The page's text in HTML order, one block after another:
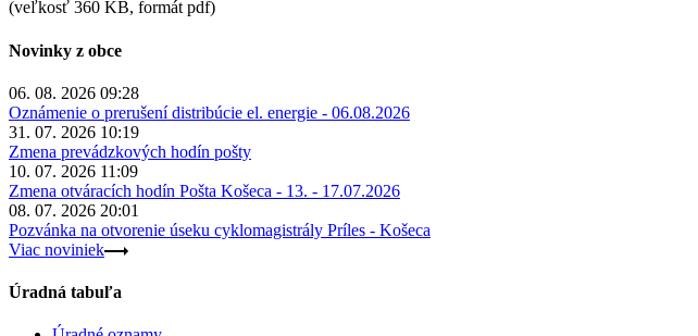
(veľkosť 360 KB, formát pdf)
Novinky z obce
06. 08. 2026 09:28
Oznámenie o prerušení distribúcie el. energie - 06.08.2026
31. 07. 2026 10:19
Zmena prevádzkových hodín pošty
10. 07. 2026 11:09
Zmena otváracích hodín Pošta Košeca - 13. - 17.07.2026
08. 07. 2026 20:01
Pozvánka na otvorenie úseku cyklomagistrály Príles - Košeca
Viac noviniek
Úradná tabuľa